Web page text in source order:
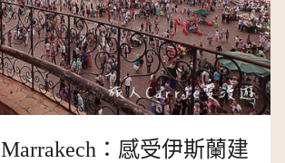
：感受伊斯蘭建